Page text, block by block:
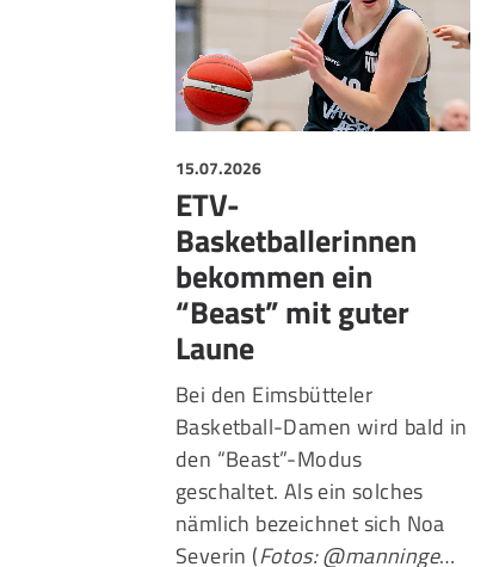
15.07.2026
ETV-
Basketballerinnen
bekommen ein
“Beast” mit guter
Laune
Bei den Eimsbütteler
Basketball-Damen wird bald in
den “Beast”-Modus
geschaltet. Als ein solches
nämlich bezeichnet sich Noa
Severin (Fotos: @manninge…